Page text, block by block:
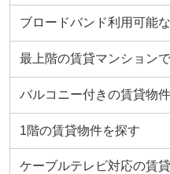
ブロードバンド利用可能
最上階の賃貸マンション
バルコニー付きの賃貸物件
1階の賃貸物件を探す
ケーブルテレビ対応の賃